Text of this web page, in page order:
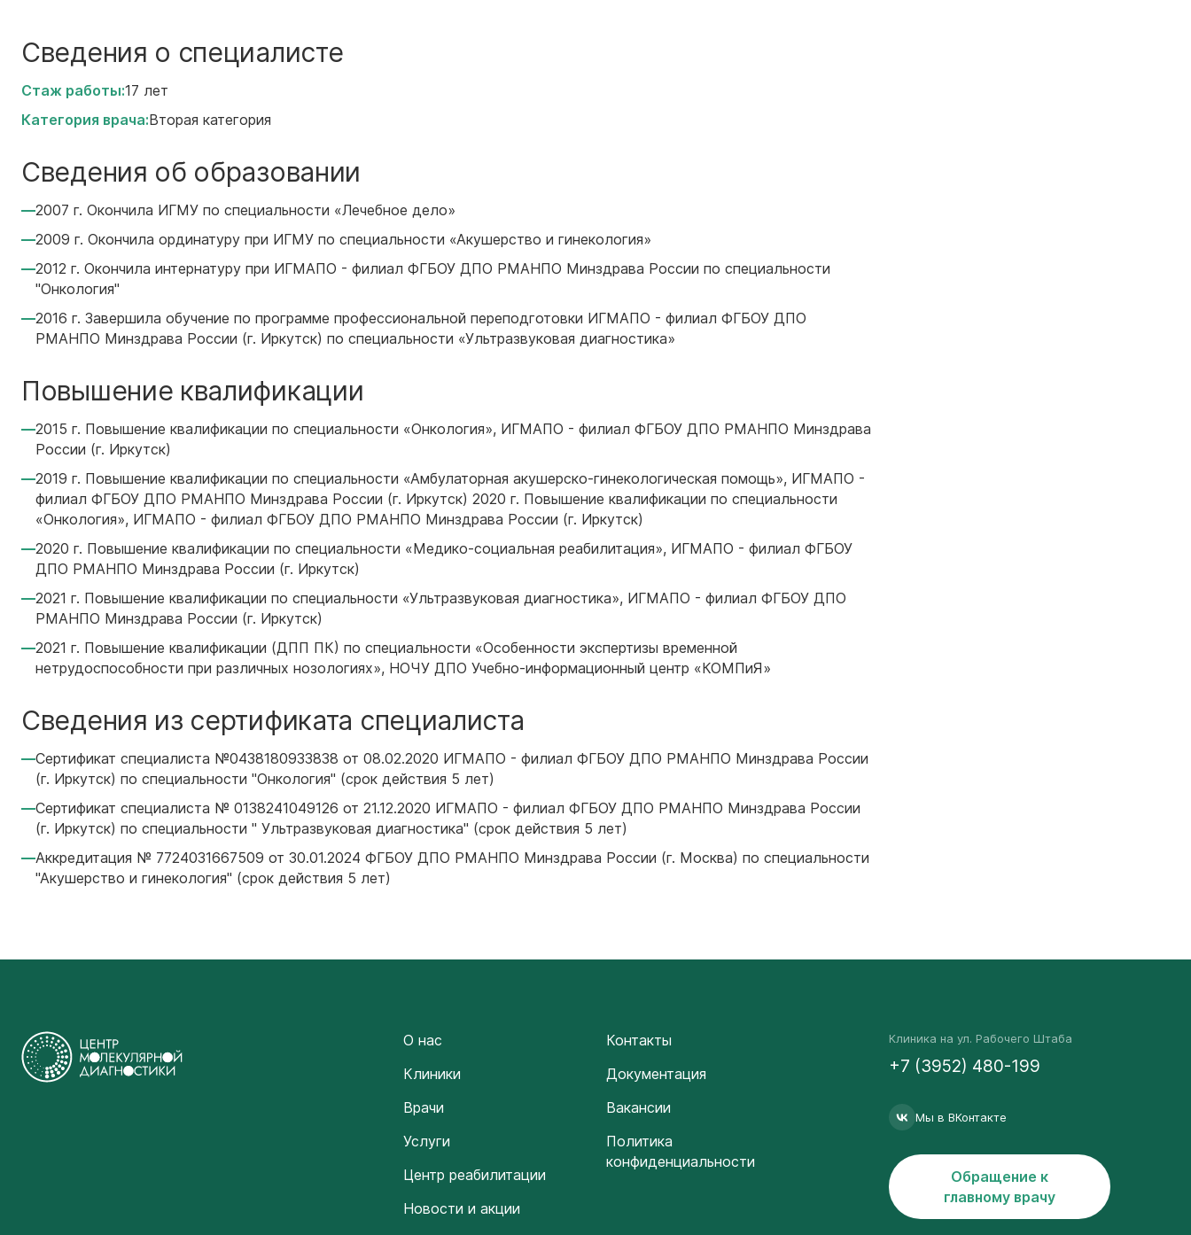
Сведения о специалисте
Стаж работы:17 лет
Категория врача:Вторая категория
Сведения об образовании
2007 г. Окончила ИГМУ по специальности «Лечебное дело»
2009 г. Окончила ординатуру при ИГМУ по специальности «Акушерство и гинекология»
2012 г. Окончила интернатуру при ИГМАПО - филиал ФГБОУ ДПО РМАНПО Минздрава России по специальности
"Онкология"
2016 г. Завершила обучение по программе профессиональной переподготовки ИГМАПО - филиал ФГБОУ ДПО
РМАНПО Минздрава России (г. Иркутск) по специальности «Ультразвуковая диагностика»
Повышение квалификации
2015 г. Повышение квалификации по специальности «Онкология», ИГМАПО - филиал ФГБОУ ДПО РМАНПО Минздрава
России (г. Иркутск)
2019 г. Повышение квалификации по специальности «Амбулаторная акушерско-гинекологическая помощь», ИГМАПО -
филиал ФГБОУ ДПО РМАНПО Минздрава России (г. Иркутск) 2020 г. Повышение квалификации по специальности
«Онкология», ИГМАПО - филиал ФГБОУ ДПО РМАНПО Минздрава России (г. Иркутск)
2020 г. Повышение квалификации по специальности «Медико-социальная реабилитация», ИГМАПО - филиал ФГБОУ
ДПО РМАНПО Минздрава России (г. Иркутск)
2021 г. Повышение квалификации по специальности «Ультразвуковая диагностика», ИГМАПО - филиал ФГБОУ ДПО
РМАНПО Минздрава России (г. Иркутск)
2021 г. Повышение квалификации (ДПП ПК) по специальности «Особенности экспертизы временной
нетрудоспособности при различных нозологиях», НОЧУ ДПО Учебно-информационный центр «КОМПиЯ»
Сведения из сертификата специалиста
Сертификат специалиста №0438180933838 от 08.02.2020 ИГМАПО - филиал ФГБОУ ДПО РМАНПО Минздрава России
(г. Иркутск) по специальности "Онкология" (срок действия 5 лет)
Сертификат специалиста № 0138241049126 от 21.12.2020 ИГМАПО - филиал ФГБОУ ДПО РМАНПО Минздрава России
(г. Иркутск) по специальности " Ультразвуковая диагностика" (срок действия 5 лет)
Аккредитация № 7724031667509 от 30.01.2024 ФГБОУ ДПО РМАНПО Минздрава России (г. Москва) по специальности
"Акушерство и гинекология" (срок действия 5 лет)
О нас
Клиники
Врачи
Услуги
Центр реабилитации
Новости и акции
Контакты
Документация
Вакансии
Политика
конфиденциальности
Клиника на ул. Рабочего Штаба
+7 (3952) 480-199
Мы в ВКонтакте
Обращение к
главному врачу